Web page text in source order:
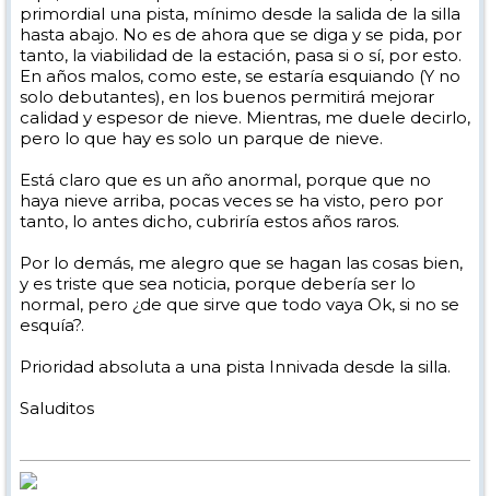
primordial una pista, mínimo desde la salida de la silla
hasta abajo. No es de ahora que se diga y se pida, por
tanto, la viabilidad de la estación, pasa si o sí, por esto.
En años malos, como este, se estaría esquiando (Y no
solo debutantes), en los buenos permitirá mejorar
calidad y espesor de nieve. Mientras, me duele decirlo,
pero lo que hay es solo un parque de nieve.
Está claro que es un año anormal, porque que no
haya nieve arriba, pocas veces se ha visto, pero por
tanto, lo antes dicho, cubriría estos años raros.
Por lo demás, me alegro que se hagan las cosas bien,
y es triste que sea noticia, porque debería ser lo
normal, pero ¿de que sirve que todo vaya Ok, si no se
esquía?.
Prioridad absoluta a una pista Innivada desde la silla.
Saluditos